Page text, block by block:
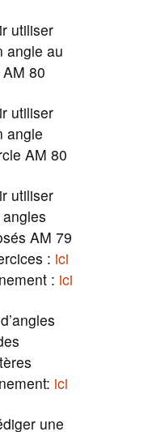
utiliser
angle au
80
utiliser
angle
AM 80
utiliser
AM 79
: ici
: ici
ici
une